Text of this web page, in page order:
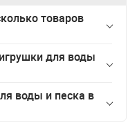
товаров
игрушки для воды
воды и песка в